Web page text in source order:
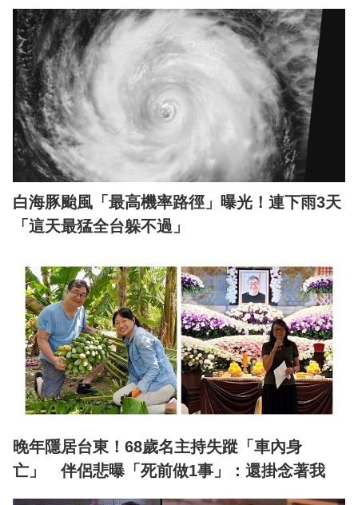
白海豚颱風「最高機率路徑」曝光！連下雨3天
「這天最猛全台躲不過」
晚年隱居台東！68歲名主持失蹤「車內身
亡」 伴侶悲曝「死前做1事」：還掛念著我